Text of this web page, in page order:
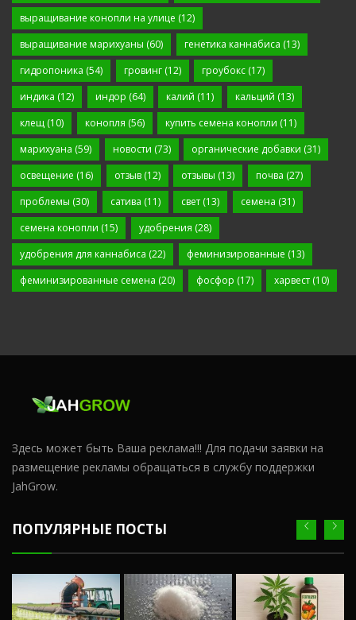
выращивание конопли на улице (12)
выращивание марихуаны (60) генетика каннабиса (13)
гидропоника (54) гровинг(12) гроубокс (17)
индика (12) индор (64) калий (11) кальций (13)
клещ (10) конопля (56) купить семена конопли (11)
марихуана (59) новости (73) органические добавки (31)
освещение (16) отзыв(12) отзывы (13) почва (27)
проблемы (30) сатива (11) свет (13) семена (31)
семена конопли (15) удобрения (28)
удобрения для каннабиса (22) феминизированные (13)
феминизированные семена (20) фосфор (17) харвест (10)
Здесь может быть Ваша реклама!!! Для подачи заявки на
размещение рекламы обращаться в службу поддержки
JahGrow.
ПОПУЛЯРНЫЕ ПОСТЫ